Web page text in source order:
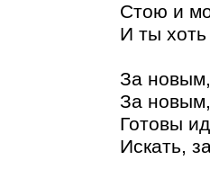
Стою и
И ты
За
За
Готовы
Искать,